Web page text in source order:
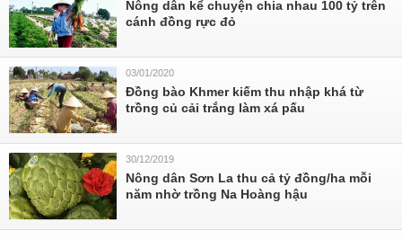
Nông dân kể chuyện chia nhau 100 tỷ trên
cánh đồng rực đỏ
03/01/2020
Đồng bào Khmer kiếm thu nhập khá từ
trồng củ cải trắng làm xá pấu
30/12/2019
Nông dân Sơn La thu cả tỷ đồng/ha mỗi
năm nhờ trồng Na Hoàng hậu